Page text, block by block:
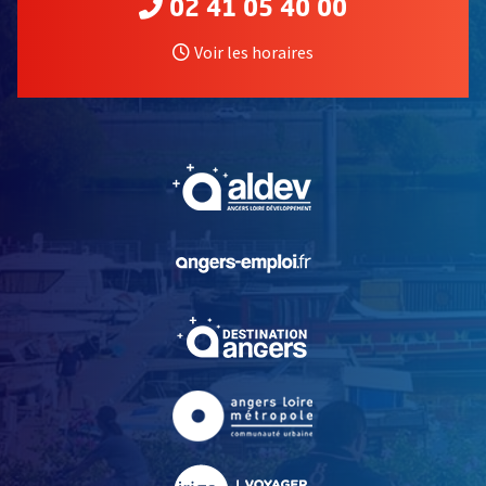
02 41 05 40 00
Voir les horaires
, Ouvre une nouvelle
, Ouvre une nouvelle